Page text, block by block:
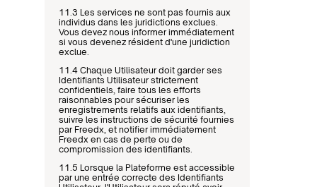
11.3 Les services ne sont pas fournis aux
individus dans les juridictions exclues.
Vous devez nous informer immédiatement
si vous devenez résident d'une juridiction
exclue.
11.4 Chaque Utilisateur doit garder ses
Identifiants Utilisateur strictement
confidentiels, faire tous les efforts
raisonnables pour sécuriser les
enregistrements relatifs aux identifiants,
suivre les instructions de sécurité fournies
par Freedx, et notifier immédiatement
Freedx en cas de perte ou de
compromission des identifiants.
11.5 Lorsque la Plateforme est accessible
par une entrée correcte des Identifiants